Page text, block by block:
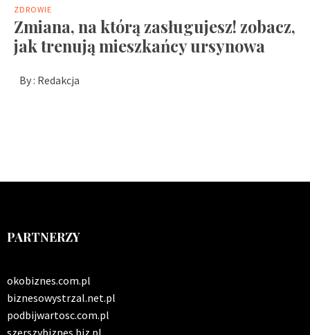
ZDROWIE
Zmiana, na którą zasługujesz! zobacz,
jak trenują mieszkańcy ursynowa
By : Redakcja
PARTNERZY
okobiznes.com.pl
biznesowystrzal.net.pl
podbijwartosc.com.pl
szerszybiznes.biz.pl